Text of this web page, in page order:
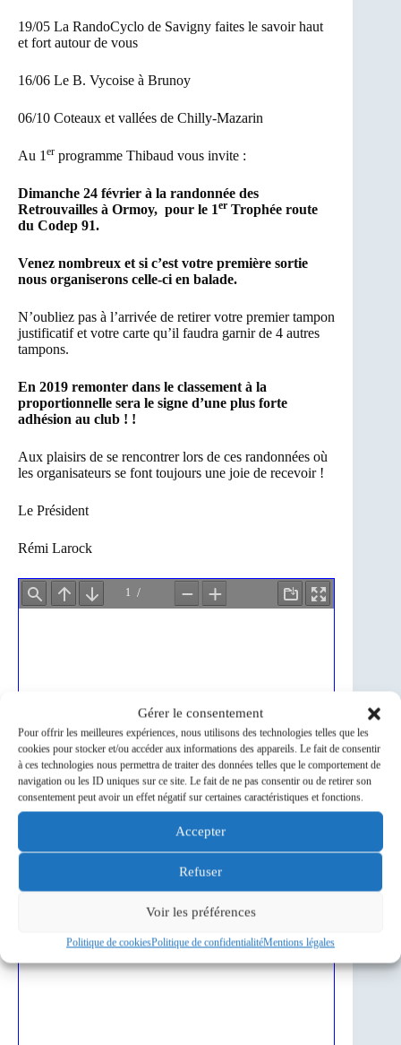
Gérer le consentement
Pour offrir les meilleures expériences, nous utilisons des technologies telles que les
cookies pour stocker et/ou accéder aux informations des appareils. Le fait de consentir
à ces technologies nous permettra de traiter des données telles que le comportement de
navigation ou les ID uniques sur ce site. Le fait de ne pas consentir ou de retirer son
consentement peut avoir un effet négatif sur certaines caractéristiques et fonctions.
Accepter
Refuser
Voir les préférences
Politique de cookiesPolitique de confidentialitéMentions légales
19/05 La RandoCyclo de Savigny faites le savoir haut
et fort autour de vous
16/06 Le B. Vycoise à Brunoy
06/10 Coteaux et vallées de Chilly-Mazarin
Au 1 er programme Thibaud vous invite :
Dimanche 24 février à la randonnée des
Retrouvailles à Ormoy, pour le 1er Trophée route
du Codep 91.
Venez nombreux et si c’est votre première sortie
nous organiserons celle-ci en balade.
N’oubliez pas à l’arrivée de retirer votre premier tampon
justificatif et votre carte qu’il faudra garnir de 4 autres
tampons.
En 2019 remonter dans le classement à la
proportionnelle sera le signe d’une plus forte
adhésion au club ! !
Aux plaisirs de se rencontrer lors de ces randonnées où
les organisateurs se font toujours une joie de recevoir !
Le Président
Rémi Larock